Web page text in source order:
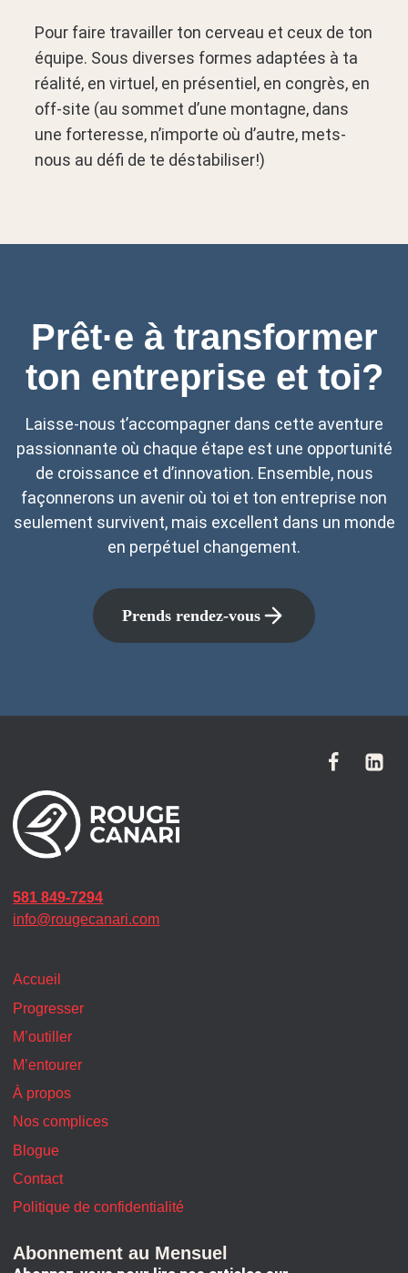
Pour faire travailler ton cerveau et ceux de ton
équipe. Sous diverses formes adaptées à ta
réalité, en virtuel, en présentiel, en congrès, en
off-site (au sommet d’une montagne, dans
une forteresse, n’importe où d’autre, mets-
nous au défi de te déstabiliser!)
Prêt·e à transformer
ton entreprise et toi?
Laisse-nous t’accompagner dans cette aventure
passionnante où chaque étape est une opportunité
de croissance et d’innovation. Ensemble, nous
façonnerons un avenir où toi et ton entreprise non
seulement survivent, mais excellent dans un monde
en perpétuel changement.
Prends rendez-vous
581 849-7294
info@rougecanari.com
Accueil
Progresser
M’outiller
M’entourer
À propos
Nos complices
Blogue
Contact
Politique de confidentialité
Abonnement au Mensuel